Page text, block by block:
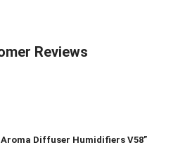
Reviews
Diffuser Humidifiers V58”